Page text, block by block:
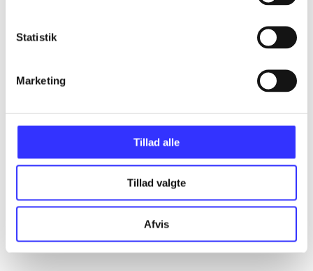
Statistik
Marketing
Tillad alle
Tillad valgte
Afvis